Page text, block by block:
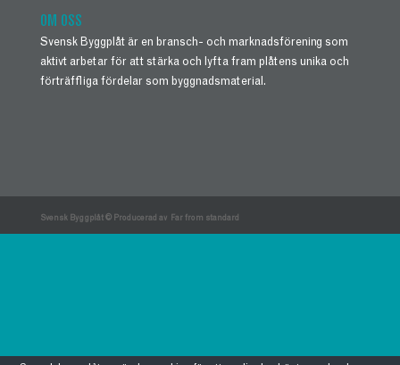
OM OSS
Svensk Byggplåt är en bransch- och marknadsförening som
aktivt arbetar för att stärka och lyfta fram plåtens unika och
förträffliga fördelar som byggnadsmaterial.
Svensk Byggplåt © Producerad av Far from standard